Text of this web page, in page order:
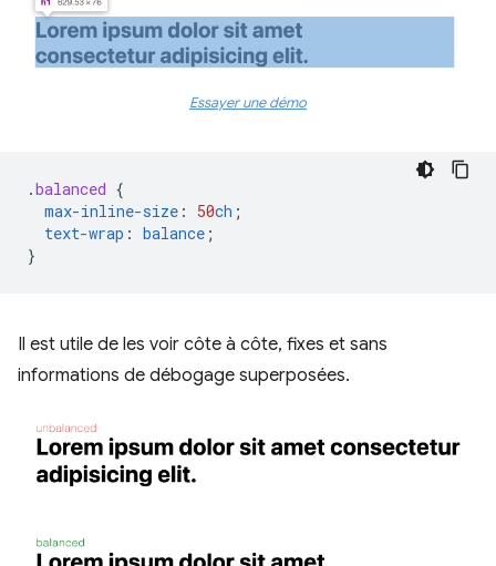
Essayer une démo
.balanced {
max-inline-size : 50ch ;
text-wrap : balance ;
}
Il est utile de les voir côte à côte, fixes et sans
informations de débogage superposées.